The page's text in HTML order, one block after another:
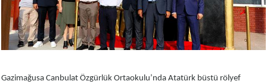
Gazimağusa Canbulat Özgürlük Ortaokulu’nda Atatürk büstü rölyef